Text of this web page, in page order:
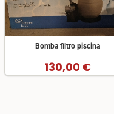
Bomba filtro piscina
130,00 €